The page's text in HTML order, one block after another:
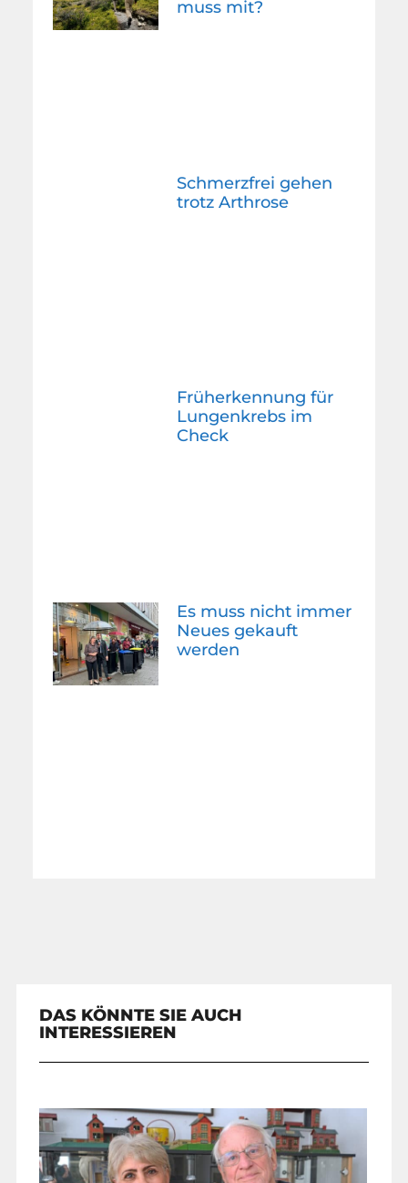
muss mit?
Schmerzfrei gehen
trotz Arthrose
Früherkennung für
Lungenkrebs im
Check
Es muss nicht immer
Neues gekauft
werden
DAS KÖNNTE SIE AUCH
INTERESSIEREN